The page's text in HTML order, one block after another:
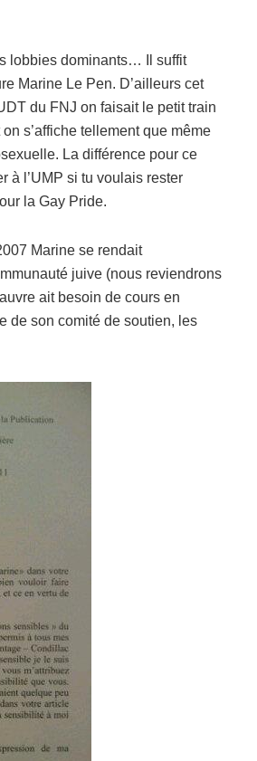
lobbies dominants… Il suffit
Marine Le Pen. D’ailleurs cet
du FNJ on faisait le petit train
s’affiche tellement que même
La différence pour ce
à l’UMP si tu voulais rester
la Gay Pride.
Marine se rendait
juive (nous reviendrons
ait besoin de cours en
de son comité de soutien, les